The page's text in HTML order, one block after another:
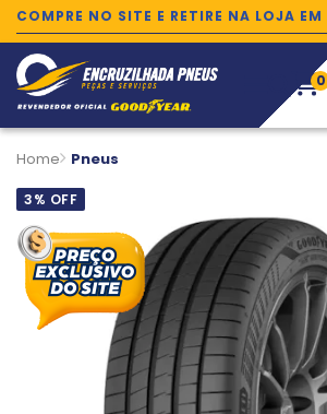
COMPRE NO SITE E RETIRE NA LOJA
0
Home Pneus
3% OFF